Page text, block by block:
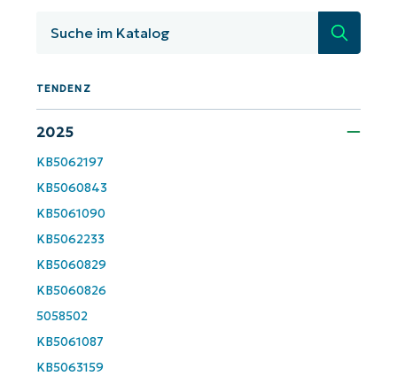
Suche
TENDENZ
2025
KB5062197
KB5060843
KB5061090
KB5062233
KB5060829
KB5060826
5058502
KB5061087
KB5063159
Phone
Land
Company
name*